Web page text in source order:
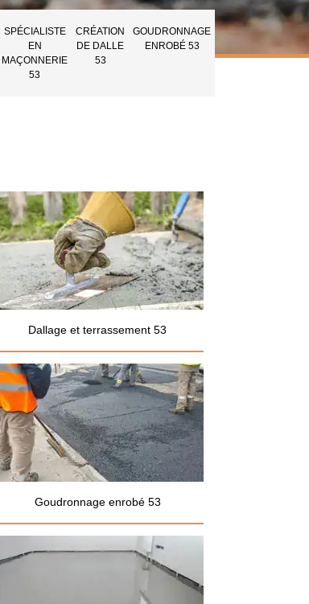
SPÉCIALISTE
EN
MAÇONNERIE
53
CRÉATION
DE DALLE
53
GOUDRONNAGE
ENROBÉ 53
Dallage et terrassement 53
Goudronnage enrobé 53